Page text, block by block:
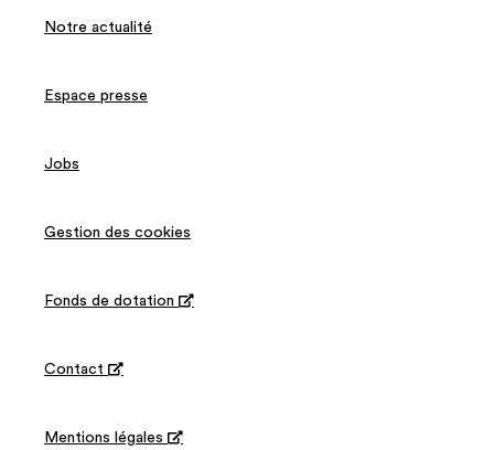
Notre actualité
Espace presse
Jobs
Gestion des cookies
Fonds de dotation 
Contact 
Mentions légales 